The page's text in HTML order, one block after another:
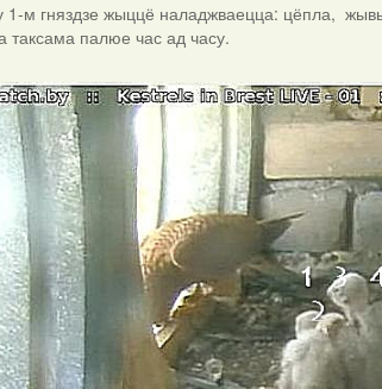
1-м гняздзе жыццё наладжваецца: цёпла,
таксама палюе час ад часу.